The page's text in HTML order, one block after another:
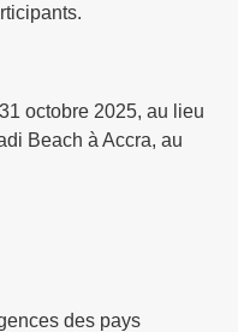
octobre 2025, au lieu
Beach à Accra, au
des pays